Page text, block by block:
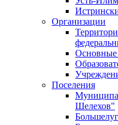
Организации
Поселения
Шелехов"